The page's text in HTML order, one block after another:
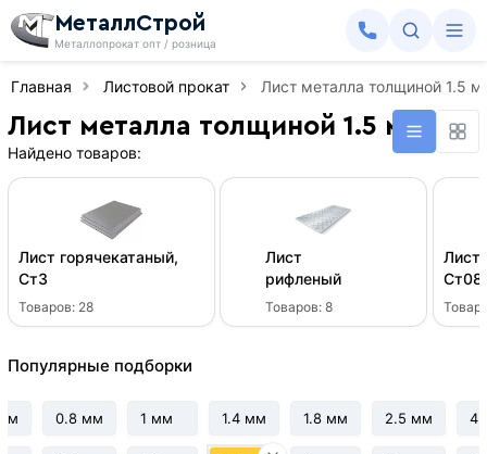
МеталлСтрой
Металлопрокат опт / розница
Главная Листовой прокат Лист металла толщиной 1.5
Лист металла толщиной 1.5 мм
Найдено товаров:
Лист горячекатаный,
Ст3
Товаров: 28
Лист
рифленый
Товаров: 8
Лист
Ст08
Популярные подборки
0.8 мм 1 мм 1.4 мм 1.8 мм 2.5 мм 4